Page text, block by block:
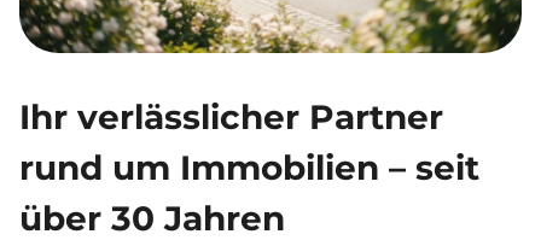
Ihr verlässlicher Partner
rund um Immobilien – seit
über 30 Jahren